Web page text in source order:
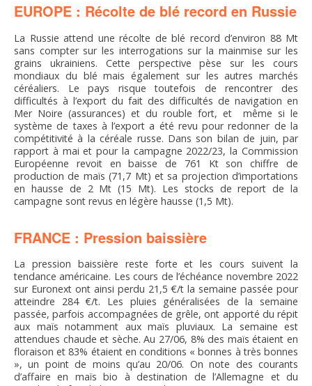
EUROPE : Récolte de blé record en Russie
La Russie attend une récolte de blé record d’environ 88 Mt
sans compter sur les interrogations sur la mainmise sur les
grains ukrainiens. Cette perspective pèse sur les cours
mondiaux du blé mais également sur les autres marchés
céréaliers. Le pays risque toutefois de rencontrer des
difficultés à l’export du fait des difficultés de navigation en
Mer Noire (assurances) et du rouble fort, et même si le
système de taxes à l’export a été revu pour redonner de la
compétitivité à la céréale russe. Dans son bilan de juin, par
rapport à mai et pour la campagne 2022/23, la Commission
Européenne revoit en baisse de 761 Kt son chiffre de
production de maïs (71,7 Mt) et sa projection d’importations
en hausse de 2 Mt (15 Mt). Les stocks de report de la
campagne sont revus en légère hausse (1,5 Mt).
FRANCE : Pression baissière
La pression baissière reste forte et les cours suivent la
tendance américaine. Les cours de l’échéance novembre 2022
sur Euronext ont ainsi perdu 21,5 €/t la semaine passée pour
atteindre 284 €/t. Les pluies généralisées de la semaine
passée, parfois accompagnées de grêle, ont apporté du répit
aux maïs notamment aux maïs pluviaux. La semaine est
attendues chaude et sèche. Au 27/06, 8% des maïs étaient en
floraison et 83% étaient en conditions « bonnes à très bonnes
», un point de moins qu’au 20/06. On note des courants
d’affaire en maïs bio à destination de l’Allemagne et du